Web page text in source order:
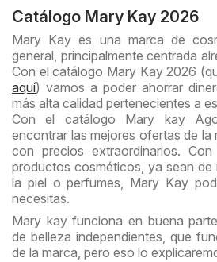
Catálogo Mary Kay 2026
Mary Kay es una marca de
general, principalmente centrada
Con el catálogo Mary Kay 2026
aquí) vamos a poder ahorrar
más alta calidad pertenecientes a
Con el catálogo Mary kay
encontrar las mejores ofertas de la
con precios extraordinarios.
productos cosméticos, ya sean de
la piel o perfumes, Mary Kay
necesitas.
Mary kay funciona en buena
de belleza independientes, que
de la marca, pero eso lo